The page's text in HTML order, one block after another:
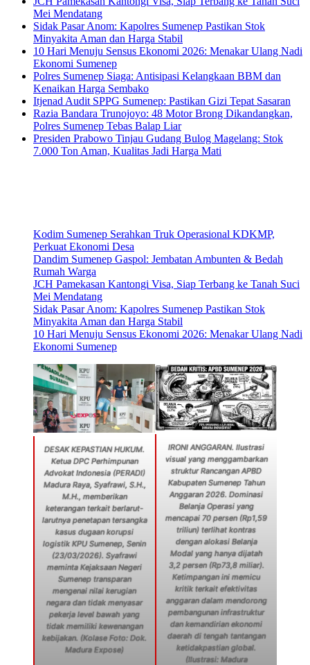
Mei Mendatang
Sidak Pasar Anom: Kapolres Sumenep Pastikan Stok
Minyakita Aman dan Harga Stabil
10 Hari Menuju Sensus Ekonomi 2026: Menakar Ulang Nadi
Ekonomi Sumenep
Polres Sumenep Siaga: Antisipasi Kelangkaan BBM dan
Kenaikan Harga Sembako
Itjenad Audit SPPG Sumenep: Pastikan Gizi Tepat Sasaran
Razia Bandara Trunojoyo: 48 Motor Brong Dikandangkan,
Polres Sumenep Tebas Balap Liar
Presiden Prabowo Tinjau Gudang Bulog Magelang: Stok
7.000 Ton Aman, Kualitas Jadi Harga Mati
Kodim Sumenep Serahkan Truk Operasional KDKMP,
Perkuat Ekonomi Desa
Dandim Sumenep Gaspol: Jembatan Ambunten & Bedah
Rumah Warga
JCH Pamekasan Kantongi Visa, Siap Terbang ke Tanah Suci
Mei Mendatang
Sidak Pasar Anom: Kapolres Sumenep Pastikan Stok
Minyakita Aman dan Harga Stabil
10 Hari Menuju Sensus Ekonomi 2026: Menakar Ulang Nadi
Ekonomi Sumenep
DESAK KEPASTIAN HUKUM.
Ketua DPC Perhimpunan
Advokat Indonesia (PERADI)
Madura Raya, Syafrawi, S.H.,
M.H., memberikan
keterangan terkait berlarut-
larutnya penetapan tersangka
kasus dugaan korupsi
logistik KPU Sumenep, Senin
(23/03/2026). Syafrawi
meminta Kejaksaan Negeri
Sumenep transparan
mengenai nilai kerugian
negara dan tidak menyasar
pekerja level bawah yang
tidak memiliki kewenangan
kebijakan. (Kolase Foto: Dok.
Madura Expose)
IRONI ANGGARAN. Ilustrasi
visual yang menggambarkan
struktur Rancangan APBD
Kabupaten Sumenep Tahun
Anggaran 2026. Dominasi
Belanja Operasi yang
mencapai 70 persen (Rp1,59
triliun) terlihat kontras
dengan alokasi Belanja
Modal yang hanya dijatah
3,2 persen (Rp73,8 miliar).
Ketimpangan ini memicu
kritik terkait efektivitas
anggaran dalam mendorong
pembangunan infrastruktur
dan kemandirian ekonomi
daerah di tengah tantangan
ketidakpastian global.
(Ilustrasi: Madura